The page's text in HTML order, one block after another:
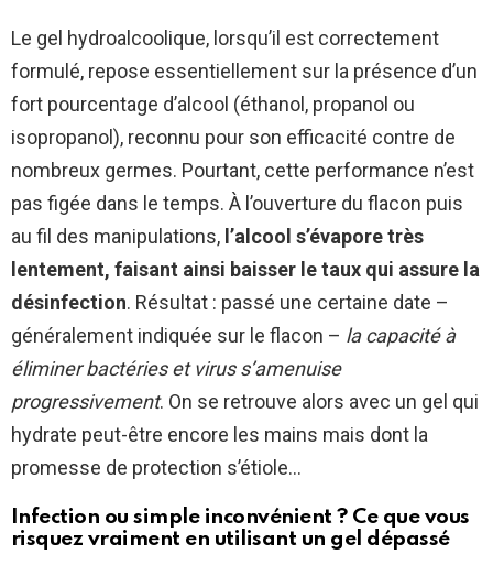
Le gel hydroalcoolique, lorsqu’il est correctement
formulé, repose essentiellement sur la présence d’un
fort pourcentage d’alcool (éthanol, propanol ou
isopropanol), reconnu pour son efficacité contre de
nombreux germes. Pourtant, cette performance n’est
pas figée dans le temps. À l’ouverture du flacon puis
au fil des manipulations, l’alcool s’évapore très
lentement, faisant ainsi baisser le taux qui assure la
désinfection. Résultat : passé une certaine date –
généralement indiquée sur le flacon – la capacité à
éliminer bactéries et virus s’amenuise
progressivement. On se retrouve alors avec un gel qui
hydrate peut-être encore les mains mais dont la
promesse de protection s’étiole…
Infection ou simple inconvénient ? Ce que vous
risquez vraiment en utilisant un gel dépassé